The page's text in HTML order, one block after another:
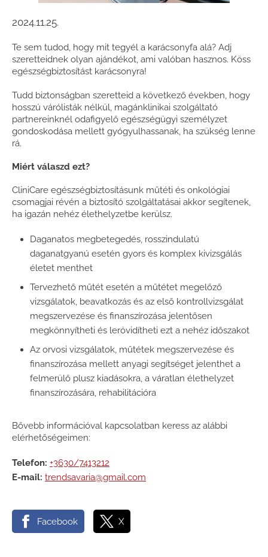
2024.11.25.
Te sem tudod, hogy mit tegyél a karácsonyfa alá? Adj
szeretteidnek olyan ajándékot, ami valóban hasznos. Köss
egészségbiztosítást karácsonyra!
Tudd biztonságban szeretteid a következő években, hogy
hosszú várólisták nélkül, magánklinikai szolgáltató
partnereinknél odafigyelő egészségügyi személyzet
gondoskodása mellett gyógyulhassanak, ha szükség lenne
rá.
Miért válaszd ezt?
CliniCare egészségbiztosításunk műtéti és onkológiai
csomagjai révén a biztosító szolgáltatásai akkor segítenek,
ha igazán nehéz élethelyzetbe kerülsz.
Daganatos megbetegedés, rosszindulatú
daganatgyanú esetén gyors és komplex kivizsgálás
életet menthet
Tervezhető műtét esetén a műtétet megelőző
vizsgálatok, beavatkozás és az első kontrollvizsgálat
megszervezése és finanszírozása jelentősen
megkönnyítheti és lerövidítheti ezt a nehéz időszakot
Az orvosi vizsgálatok, műtétek megszervezése és
finanszírozása mellett anyagi segítséget jelenthet a
felmerülő plusz kiadásokra, a váratlan élethelyzet
finanszírozására, rehabilitációra
Bővebb információval kapcsolatban keress az alábbi
elérhetőségeimen:
Telefon: +3630/7413212
E-mail: trendsavaria@gmail.com
Facebook X